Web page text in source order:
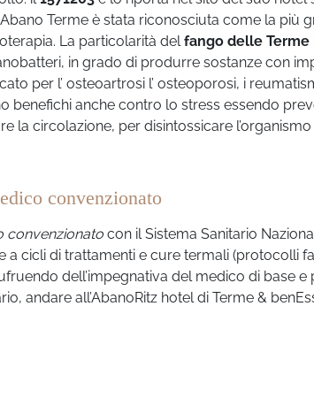
Terme è stata riconosciuta come la più
La particolarità del fango delle Terme
in grado di produrre sostanze con
per l’ osteoartrosi l’ osteoporosi, i
benefichi anche contro lo stress essendo
la circolazione, per disintossicare
convenzionato
convenzionato con il Sistema Sanitario
cicli di trattamenti e cure termali (protocolli
dell’impegnativa del medico di base e
andare all’AbanoRitz hotel di Terme &